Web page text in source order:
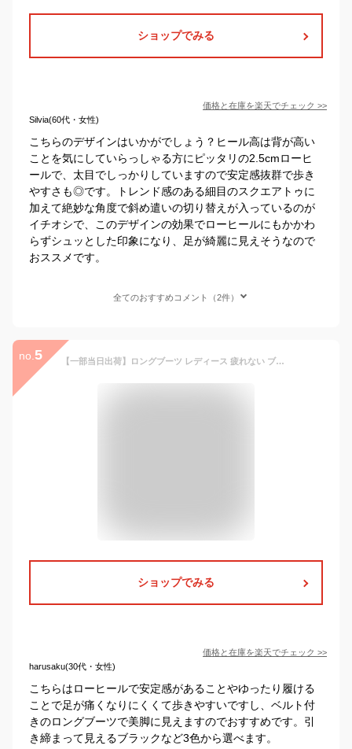
ショップでみる
価格と在庫を楽天でチェック >>
Silvia(60代・女性)
こちらのデザインはいかがでしょう？ヒール高は背が高い
ことを気にしていらっしゃる方にピッタリの2.5cmローヒ
ールで、太目でしっかりしていますので安定感抜群で歩き
やすさも◎です。トレンド感のある細目のスクエアトゥに
加えて絶妙な角度で斜め遣いの切り替えが入っているのが
イチオシで、このデザインの効果でローヒールにもかかわ
らずシュッとした印象になり、足が綺麗に見えそうなので
おススメです。
全てのおすすめコメント（2件）
no. 5 【一部当日出荷】ロングブーツ レディース 疲れない ブーツ 歩きやすい 幅広 甲高 ロングブーツ ローヒール ぺたんこ おしゃれ 細身 スマート スリム ジョッキーブーツ ジョッキー 大きいサイズ 大きい おすすめ 暖かい 冬 靴 合皮 美脚効果
ショップでみる
価格と在庫を楽天でチェック >>
harusaku(30代・女性)
こちらはローヒールで安定感があることやゆったり履ける
ことで足が痛くなりにくくて歩きやすいですし、ベルト付
きのロングブーツで美脚に見えますのでおすすめです。引
き締まって見えるブラックなど3色から選べます。